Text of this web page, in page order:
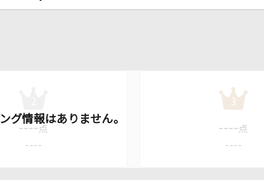
---- 点
----
3
---- 点
----